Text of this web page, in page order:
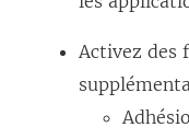
Activez des